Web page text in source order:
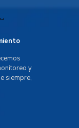
y
siempre,